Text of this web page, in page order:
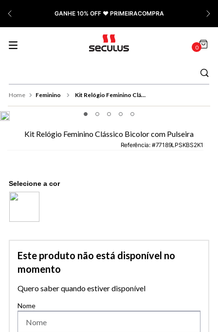
GANHE 10% OFF ❤️ PRIMEIRACOMPRA
0
Feminino Kit Relógio Feminino Clássico Bicolor com Pulseira
Kit Relógio Feminino Clássico Bicolor com Pulseira
Referência: 77189LPSKBS2K1
Este produto não está disponível no
momento
Quero saber quando estiver disponível
9º